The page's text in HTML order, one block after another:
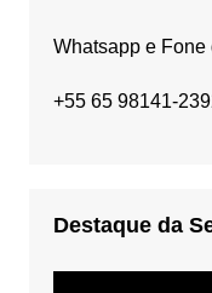
Whatsapp e Fone
+55 65 98141-
Destaque da